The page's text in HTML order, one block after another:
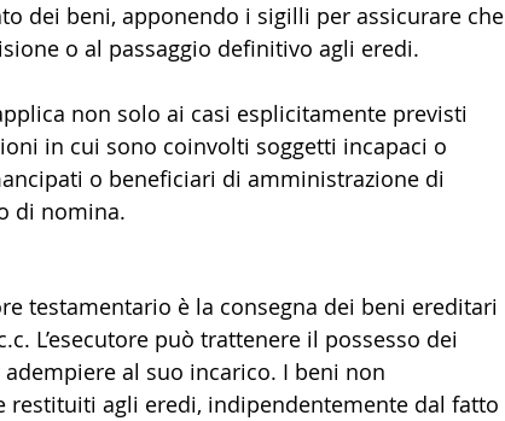
dei beni, apponendo i sigilli per assicurare che
o al passaggio definitivo agli eredi.
non solo ai casi esplicitamente previsti
in cui sono coinvolti soggetti incapaci o
o beneficiari di amministrazione di
di nomina.
testamentario è la consegna dei beni ereditari
L’esecutore può trattenere il possesso dei
al suo incarico. I beni non
restituiti agli eredi, indipendentemente dal fatto